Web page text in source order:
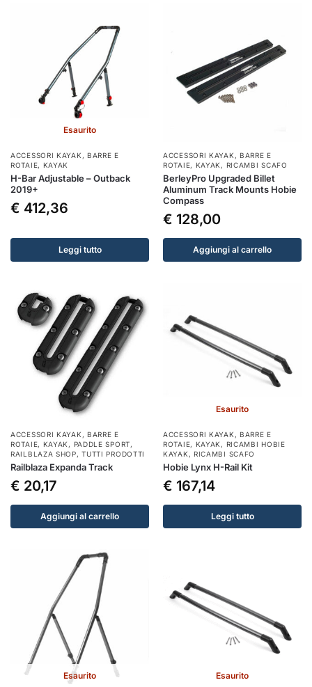
Esaurito
ACCESSORI KAYAK, BARRE E
ROTAIE, KAYAK
H-Bar Adjustable – Outback
2019+
€ 412,36
Leggi tutto
ACCESSORI KAYAK, BARRE E
ROTAIE, KAYAK, RICAMBI SCAFO
BerleyPro Upgraded Billet
Aluminum Track Mounts Hobie
Compass
€ 128,00
Aggiungi al carrello
ACCESSORI KAYAK, BARRE E
ROTAIE, KAYAK, PADDLE SPORT,
RAILBLAZA SHOP,TUTTI PRODOTTI
Railblaza Expanda Track
€ 20,17
Aggiungi al carrello
Esaurito
ACCESSORI KAYAK, BARRE E
ROTAIE, KAYAK, RICAMBI HOBIE
KAYAK, RICAMBI SCAFO
Hobie Lynx H-Rail Kit
€ 167,14
Leggi tutto
Esaurito Esaurito